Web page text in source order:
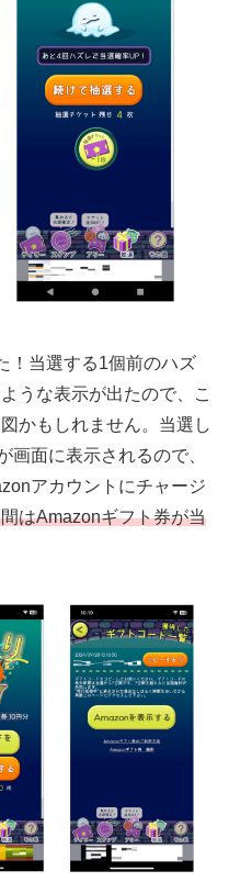
！当選する1個前のハズ
うな表示が出たので、こ
かもしれません。当選し
画面に表示されるので、
アカウントにチャージ
はAmazonギフト券が当